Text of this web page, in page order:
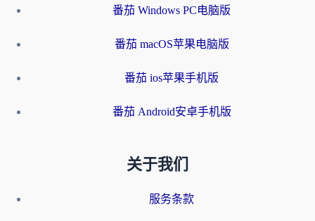
番茄 Windows PC电脑版
番茄 macOS苹果电脑版
番茄 ios苹果手机版
番茄 Android安卓手机版
关于我们
服务条款